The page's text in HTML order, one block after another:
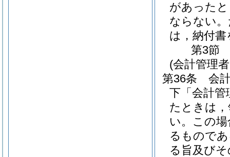
があった
ならない。
は，納付
第3節
(会計管理
第36条
会
下「会計管
たときは
い。 この
るもので
る旨及び